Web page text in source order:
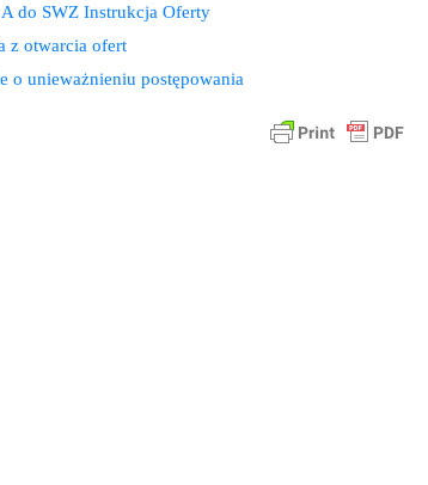
A do SWZ Instrukcja Oferty
z otwarcia ofert
o unieważnieniu postępowania